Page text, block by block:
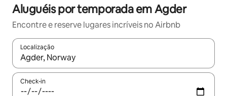
Aluguéis por temporada em Agder
Encontre e reserve lugares incríveis no Airbnb
Localização
Quando os resultados estiverem disponíveis, explore-os
Check-in